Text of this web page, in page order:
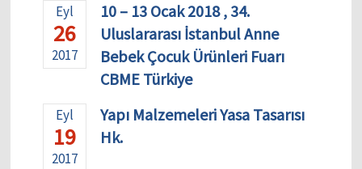
Eyl
26
2017
10 – 13 Ocak 2018 , 34.
Uluslararası İstanbul Anne
Bebek Çocuk Ürünleri Fuarı
CBME Türkiye
Eyl
19
2017
Yapı Malzemeleri Yasa Tasarısı
Hk.